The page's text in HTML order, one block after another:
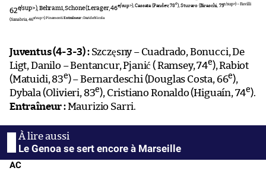
62e/sup>), Behrami, Schone (Lerager, 46e/sup>), Cassata (Pandev, 78e), Sturaro (Biraschi, 75e/sup>) – Favilli
(Sanabria, 46e/sup>), Pinamonti.Entraîneur :Davide Nicola.
Juventus (4-3-3) :Szczęsny – Cuadrado, Bonucci, De
Ligt, Danilo – Bentancur, Pjanić ( Ramsey, 74e), Rabiot
(Matuidi, 83e) – Bernardeschi (Douglas Costa, 66e),
Dybala (Olivieri, 83e), Cristiano Ronaldo (Higuaín, 74e).
Entraîneur :Maurizio Sarri.
Le Genoa se sert encore à Marseille
AC